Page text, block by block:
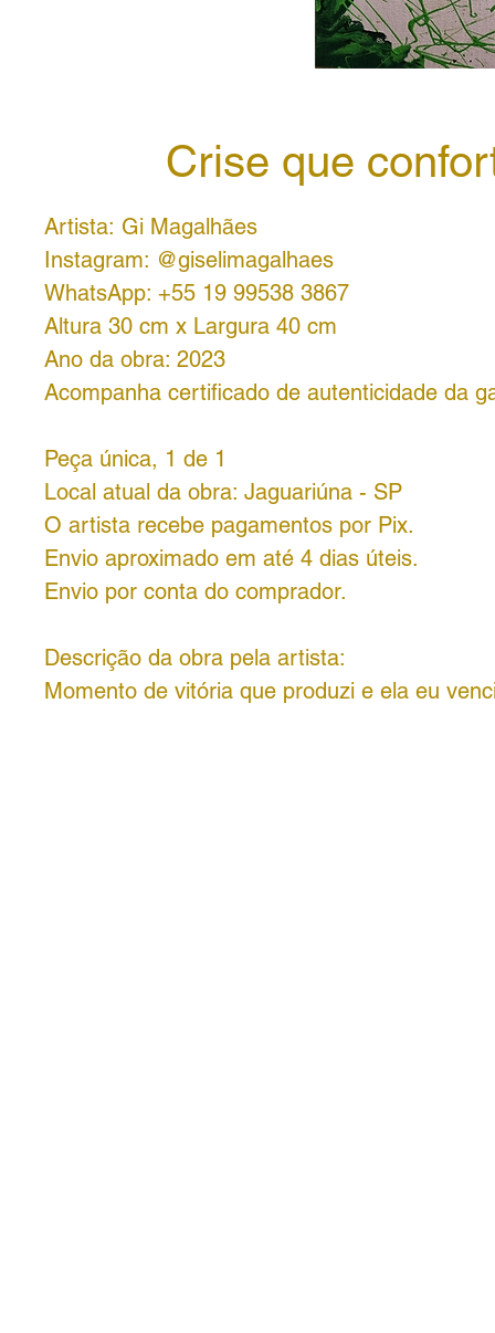
Crise que
Artista: Gi Magalhães
Instagram: @giselimagalhaes
WhatsApp: +55 19 99538 3867
Altura 30 cm x Largura 40 cm
Ano da obra: 2023
Acompanha certificado de autenticidade da
Peça única, 1 de 1
Local atual da obra: Jaguariúna - SP
O artista recebe pagamentos por Pix.
Envio aproximado em até 4 dias úteis.
Envio por conta do comprador.
Descrição da obra pela artista:
Momento de vitória que produzi e ela eu